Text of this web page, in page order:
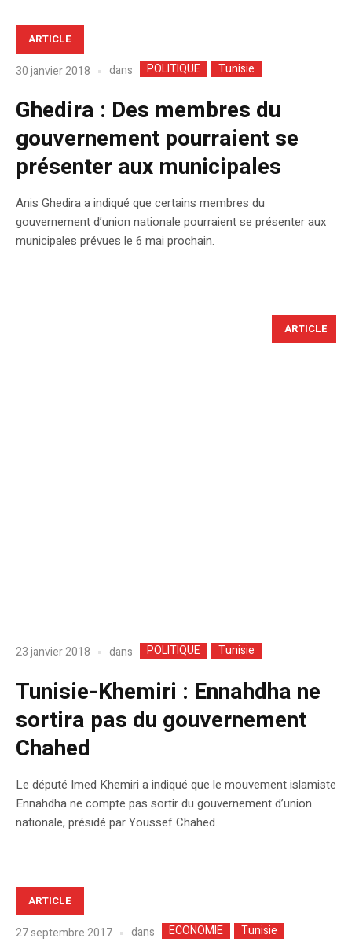
ARTICLE
30 janvier 2018 dans POLITIQUE Tunisie
Ghedira : Des membres du
gouvernement pourraient se
présenter aux municipales
Anis Ghedira a indiqué que certains membres du
gouvernement d’union nationale pourraient se présenter aux
municipales prévues le 6 mai prochain.
ARTICLE
23 janvier 2018 dans POLITIQUE Tunisie
Tunisie-Khemiri : Ennahdha ne
sortira pas du gouvernement
Chahed
Le député Imed Khemiri a indiqué que le mouvement islamiste
Ennahdha ne compte pas sortir du gouvernement d’union
nationale, présidé par Youssef Chahed.
ARTICLE
27 septembre 2017 dans ECONOMIE Tunisie